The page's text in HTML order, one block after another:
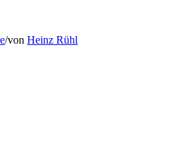
/von Heinz Rühl